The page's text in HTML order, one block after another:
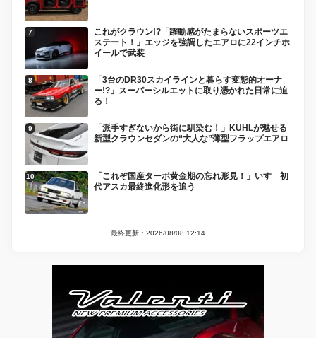
これがクラウン!?「躍動感がたまらないスポーツエ
ステート！」エッジを強調したエアロに22インチホ
イールで武装
「3台のDR30スカイラインと暮らす変態的オーナ
ー!?」スーパーシルエットに取り憑かれた日常に迫
る！
「派手すぎないから街に馴染む！」KUHLが魅せる
新型クラウンセダンの“大人な”薄型フラップエアロ
「これぞ国産ターボ黄金期の忘れ形見！」いすゞ初
代アスカ最終進化形を追う
最終更新：2026/08/08 12:14